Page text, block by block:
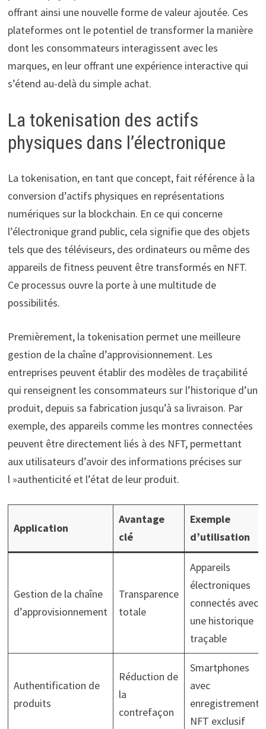
offrant ainsi une nouvelle forme de valeur ajoutée. Ces
plateformes ont le potentiel de transformer la manière
dont les consommateurs interagissent avec les
marques, en leur offrant une expérience interactive qui
s’étend au-delà du simple achat.
La tokenisation des actifs
physiques dans l’électronique
La tokenisation, en tant que concept, fait référence à la
conversion d’actifs physiques en représentations
numériques sur la blockchain. En ce qui concerne
l’électronique grand public, cela signifie que des objets
tels que des téléviseurs, des ordinateurs ou même des
appareils de fitness peuvent être transformés en NFT.
Ce processus ouvre la porte à une multitude de
possibilités.
Premièrement, la tokenisation permet une meilleure
gestion de la chaîne d’approvisionnement. Les
entreprises peuvent établir des modèles de traçabilité
qui renseignent les consommateurs sur l’historique d’un
produit, depuis sa fabrication jusqu’à sa livraison. Par
exemple, des appareils comme les montres connectées
peuvent être directement liés à des NFT, permettant
aux utilisateurs d’avoir des informations précises sur
l »authenticité et l’état de leur produit.
Application
Avantage
clé
Exemple
d’utilisation
Gestion de la chaîne
d’approvisionnement
Transparence
totale
Appareils
électroniques
connectés avec
une historique
traçable
Authentification de
produits
Réduction de
la
contrefaçon
Smartphones
avec
enregistrement
NFT exclusif